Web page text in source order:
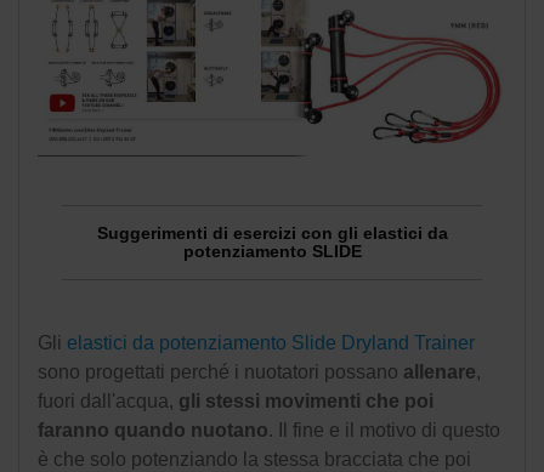
Suggerimenti di esercizi con gli elastici da
potenziamento SLIDE
Gli elastici da potenziamento Slide Dryland Trainer
sono progettati perché i nuotatori possano allenare,
fuori dall'acqua, gli stessi movimenti che poi
faranno quando nuotano. Il fine e il motivo di questo
è che solo potenziando la stessa bracciata che poi